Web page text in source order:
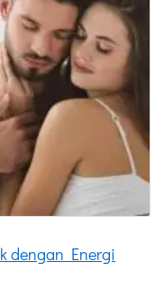
dengan Energi